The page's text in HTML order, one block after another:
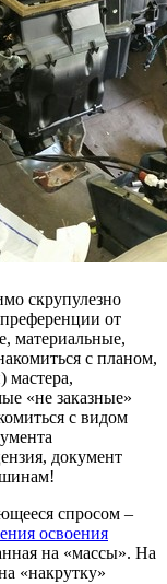
скрупулезно
от
материальные,
с планом,
мастера,
«не заказные»
с видом
документ
спросом –
освоения
на «массы». На
«накрутку»